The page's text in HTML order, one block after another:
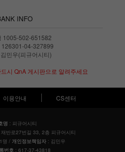
INFO
1005-502-651582
126301-04-327899
민우(피규어시티)
시 QnA 게시판으로 알려주세요
이용안내 CS센터
명 : 피규어시티
반로27번길 33, 2층 피규어시티
명 / 개인정보책임자 : 김민우
번호: 617-37-43818